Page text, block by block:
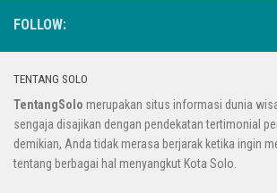
FOLLOW:
TENTANG SOLO
TentangSolo merupakan situs informasi dunia
sengaja disajikan dengan pendekatan tertimonial
demikian, Anda tidak merasa berjarak ketika ingin
tentang berbagai hal menyangkut Kota Solo.